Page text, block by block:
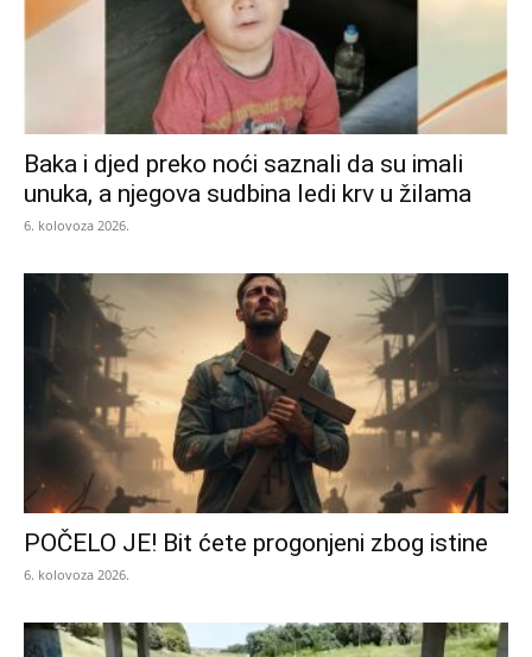
Baka i djed preko noći saznali da su imali
unuka, a njegova sudbina ledi krv u žilama
6. kolovoza 2026.
POČELO JE! Bit ćete progonjeni zbog istine
6. kolovoza 2026.